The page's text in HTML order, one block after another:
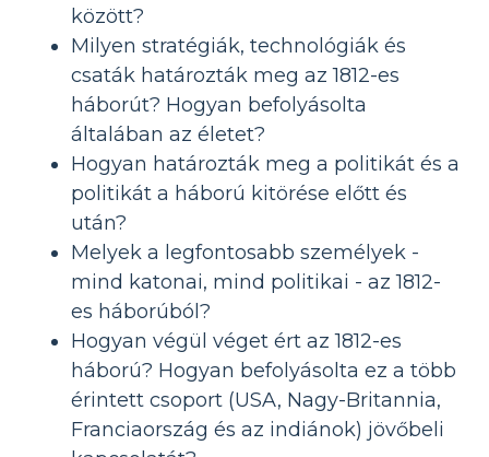
között?
Milyen stratégiák, technológiák és
csaták határozták meg az 1812-es
háborút? Hogyan befolyásolta
általában az életet?
Hogyan határozták meg a politikát és a
politikát a háború kitörése előtt és
után?
Melyek a legfontosabb személyek -
mind katonai, mind politikai - az 1812-
es háborúból?
Hogyan végül véget ért az 1812-es
háború? Hogyan befolyásolta ez a több
érintett csoport (USA, Nagy-Britannia,
Franciaország és az indiánok) jövőbeli